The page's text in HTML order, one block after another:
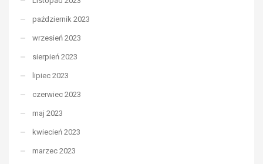
październik 2023
wrzesień 2023
sierpień 2023
lipiec 2023
czerwiec 2023
maj 2023
kwiecień 2023
marzec 2023